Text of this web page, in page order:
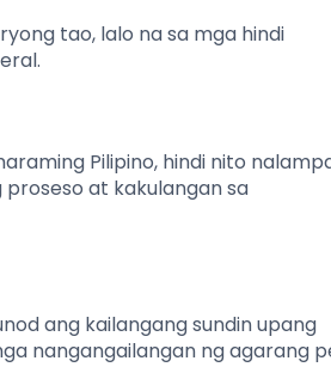
tao, lalo na sa mga hindi
Pilipino, hindi nito
at kakulangan sa
ang kailangang sundin upang
nangangailangan ng agarang